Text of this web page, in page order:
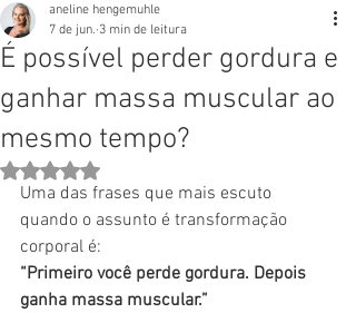
É possível perder gordura e
ganhar massa muscular ao
mesmo tempo?
aneline hengemuhle
7 de jun. 3 min de leitura
Avaliado com NaN de 5 estrelas.
Uma das frases que mais escuto
quando o assunto é transformação
corporal é:
“Primeiro você perde gordura. Depois
ganha massa muscular.”